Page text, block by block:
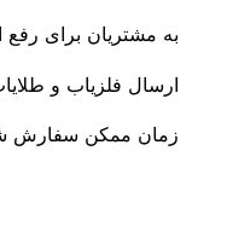
به مشتریان برای رفع
ارسال فلزیاب و
زمان ممکن سفارش